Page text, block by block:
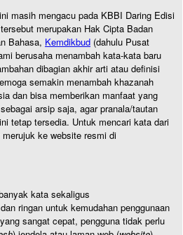
masih mengacu pada KBBI Daring Edisi
merupakan Hak Cipta Badan
Bahasa, Kemdikbud (dahulu Pusat
berusaha menambah kata-kata baru
dibagian akhir arti atau definisi
semakin menambah khazanah
dan bisa memberikan manfaat yang
arsip saja, agar pranala/tautan
tetap tersedia. Untuk mencari kata dari
ke website resmi di
kata sekaligus
ringan untuk kemudahan penggunaan
sangat cepat, pengguna tidak perlu